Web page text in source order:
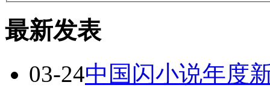
最新发表
03-24中国闪小说年度